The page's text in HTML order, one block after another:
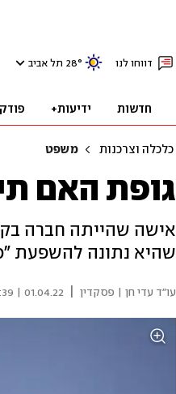
דווחו לנו 28° תל אביב
חדשות ידיעות+
כלכלה וצרכנות משפט
גופת האם
אישה שהייתה חברה
שהיא נתונה להשפעת
עו"ד עדי חן | פסקדין 01.04.22 | 04:39